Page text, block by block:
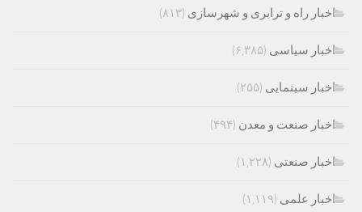
اخبار راه و ترابری و شهرسازی (۸۱۳)
اخبار سیاسی (۶,۳۸۵)
اخبار سینمایی (۲۵۵)
اخبار صنعت و معدن (۴۹۴)
اخبار صنعتی (۱,۲۲۸)
اخبار علمی (۱,۱۱۹)